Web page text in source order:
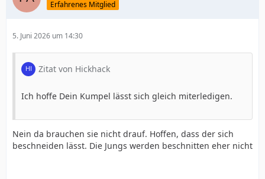
Erfahrenes Mitglied
5. Juni 2026 um 14:30
Zitat von Hickhack
Ich hoffe Dein Kumpel lässt sich gleich miterledigen.
Nein da brauchen sie nicht drauf. Hoffen, dass der sich
beschneiden lässt. Die Jungs werden beschnitten eher nicht